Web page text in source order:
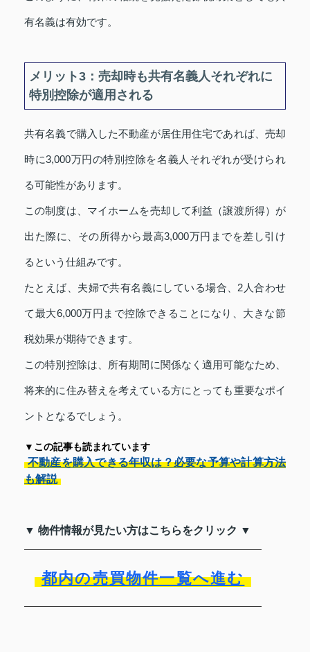
有名義は有効です。
メリット3：売却時も共有名義人それぞれに
特別控除が適用される
共有名義で購入した不動産が居住用住宅であれば、売却
時に3,000万円の特別控除を名義人それぞれが受けられ
る可能性があります。
この制度は、マイホームを売却して利益（譲渡所得）が
出た際に、その所得から最高3,000万円までを差し引け
るという仕組みです。
たとえば、夫婦で共有名義にしている場合、2人合わせ
て最大6,000万円まで控除できることになり、大きな節
税効果が期待できます。
この特別控除は、所有期間に関係なく適用可能なため、
将来的に住み替えを考えている方にとっても重要なポイ
ントとなるでしょう。
▼この記事も読まれています
不動産を購入できる年収は？必要な予算や計算方法
も解説
▼ 物件情報が見たい方はこちらをクリック ▼
都内の売買物件一覧へ進む